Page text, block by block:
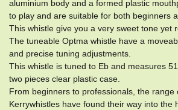
aluminium body and a formed plastic
to play and are suitable for both beginners
This whistle give you a very sweet tone yet
The tuneable Optma whistle have a
and precise tuning adjustments.
This whistle is tuned to Eb and measures
two pieces clear plastic case.
From beginners to professionals, the range
Kerrywhistles have found their way into the